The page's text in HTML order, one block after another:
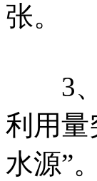
张。
3、
利用量
水源”